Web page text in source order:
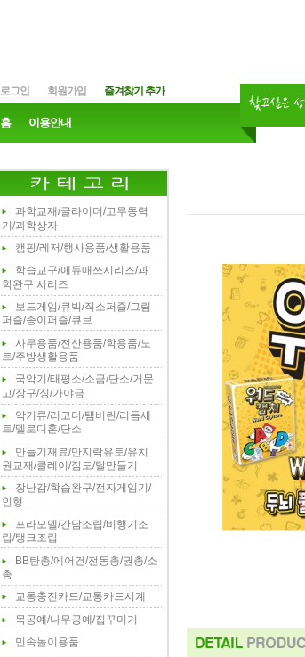
로그인 회원가입 즐겨찾기 추가
홈 이용안내
과학교재/글라이더/고무동력
기/과학상자
캠핑/레저/행사용품/생활용품
학습교구/애듀매쓰시리즈/과
학완구 시리즈
보드게임/큐빅/직소퍼즐/그림
퍼즐/종이퍼즐/큐브
사무용품/전산용품/학용품/노
트/주방생활용품
국악기/태평소/소금/단소/거문
고/장구/징/가야금
악기류/리코더/탬버린/리듬세
트/멜로디혼/단소
만들기재료/만지락유토/유치
원교재/클레이/점토/탈만들기
장난감/학습완구/전자게임기/
인형
프라모델/간담조립/비행기조
립/탱크조립
BB탄총/에어건/전동총/권총/소
총
교통충전카드/교통카드시계
목공예/나무공예/집꾸미기
민속놀이용품